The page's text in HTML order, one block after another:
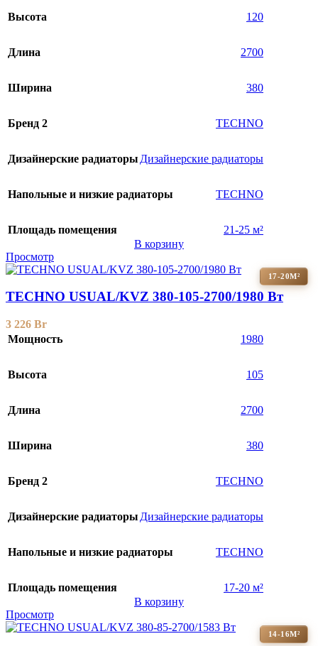
Высота 120
Длина 2700
Ширина 380
Бренд 2 TECHNO
Дизайнерские радиаторы Дизайнерские радиаторы
Напольные и низкие радиаторы TECHNO
Площадь помещения
21-25 м²
В корзину
Просмотр
17-20М²
TECHNO USUAL/KVZ 380-105-2700/1980 Вт
3 226 Br
Мощность
1980
Высота 105
Длина 2700
Ширина 380
Бренд 2 TECHNO
Дизайнерские радиаторы Дизайнерские радиаторы
Напольные и низкие радиаторы TECHNO
Площадь помещения
17-20 м²
В корзину
Просмотр
14-16М²